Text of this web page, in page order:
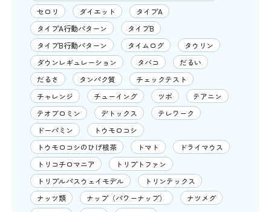
セロリ
ダイエット
タイプA
タイプA行動パターン
タイプB
タイプB行動パターン
タイムログ
タウリン
ダウンレギュレーション
タバコ
だるい
だるさ
タンパク質
チェックテスト
チャレンジ
チューイング ツボ
テアニン
テオブロミン
デトックス
テレワーク
ドーパミン
トウモロコシ
トウモロコシのひげ根茶
トマト
ドライマウス
トリコチロマニア
トリプトファン
トリプルパスウェイモデル
トリンテックス
ナッツ類
ナップ（パワーナップ）
ナツメグ